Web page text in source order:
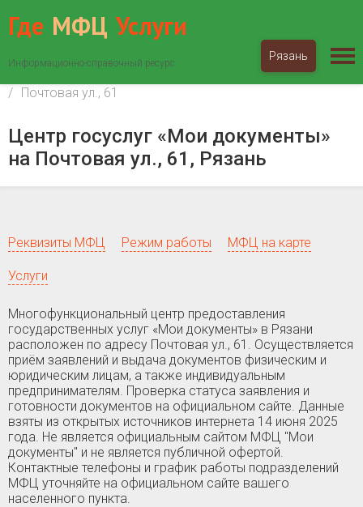
Где МФЦ Услуги
Информационно-справочный ресурс
Рязань
Рязанская область
Рязань
Почтовая ул., 61
Центр госуслуг «Мои документы»
на Почтовая ул., 61, Рязань
Реквизиты МФЦ Режим работы МФЦ на карте
Услуги
Многофункциональный центр предоставления
государственных услуг «Мои документы» в Рязани
расположен по адресу Почтовая ул., 61. Осуществляется
приём заявлений и выдача документов физическим и
юридическим лицам, а также индивидуальным
предпринимателям. Проверка статуса заявления и
готовности документов на официальном сайте. Данные
взяты из открытых источников интернета 14 июня 2025
года. Не является официальным сайтом МФЦ "Мои
документы" и не является публичной офертой.
Контактные телефоны и график работы подразделений
МФЦ уточняйте на официальном сайте вашего
населенного пункта.